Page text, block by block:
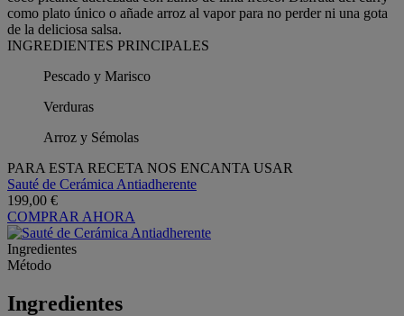
como plato único o añade arroz al vapor para no perder ni una gota
de la deliciosa salsa.
INGREDIENTES PRINCIPALES
Pescado y Marisco
Verduras
Arroz y Sémolas
PARA ESTA RECETA NOS ENCANTA USAR
Sauté de Cerámica Antiadherente
199,00 €
COMPRAR AHORA
Ingredientes
Método
Ingredientes